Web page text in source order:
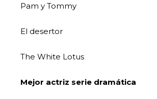
Pam y Tommy
El desertor
The White Lotus
Mejor actriz serie dramática